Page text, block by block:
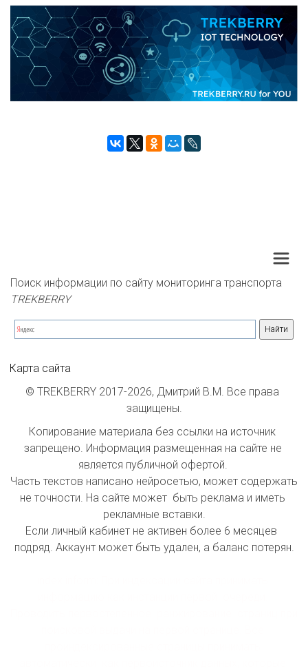
Поиск информации по сайту мониторинга транспорта
TREKBERRY
Карта сайта
© TREKBERRY 2017-2026, Дмитрий В.М. Все права
защищены.
Копирование материала без ссылки на источник
запрещено. Информация размещенная на сайте не
является публичной офертой.
Часть текстов написано нейросетью, может содержать
не точности. На сайте может  быть реклама и иметь
рекламные вставки.
Если личный кабинет не активен более 6 месяцев
подряд. Аккаунт может быть удален, а баланс потерян.